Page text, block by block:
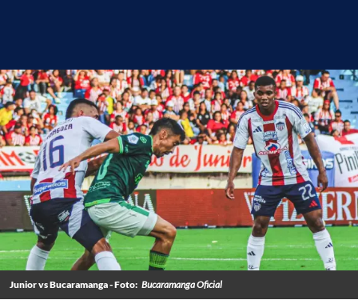
Junior vs Bucaramanga - Foto: Bucaramanga Oficial